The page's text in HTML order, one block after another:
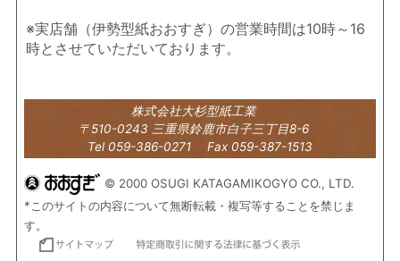
※実店舗（伊勢型紙おおすぎ）の営業時間は10時～16
時とさせていただいております。
株式会社大杉型紙工業
〒510-0243 三重県鈴鹿市白子三丁目8-6
Tel 059-386-0271 Fax 059-387-1513
© 2000 OSUGI KATAGAMIKOGYO CO., LTD.
*このサイトの内容について無断転載・複写等することを禁じま
す。